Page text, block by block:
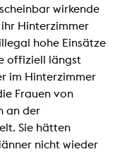
wirkende
ihr Hinterzimmer
hohe Einsätze
offiziell längst
im Hinterzimmer
Frauen von
an der
Sie hätten
nicht wieder